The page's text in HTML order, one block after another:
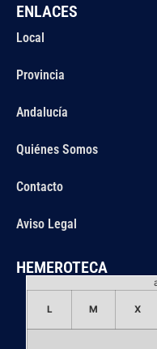
ENLACES
Local
Provincia
Andalucía
Quiénes Somos
Contacto
Aviso Legal
HEMEROTECA
L M X